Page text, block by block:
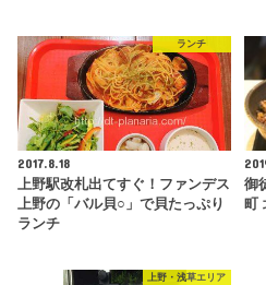
ランチ
2017.8.18
上野駅改札出てすぐ！ファンデス
上野の「バル貝○」で貝たっぷり
ランチ
御
町
上野・浅草エリア